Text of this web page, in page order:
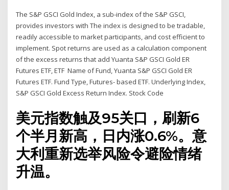
The S&P GSCI Gold Index, a sub-index of the S&P GSCI,
provides investors with The index is designed to be tradable,
readily accessible to market participants, and cost efficient to
implement. Spot returns are used as a calculation component
of the excess returns that add Yuanta S&P GSCI Gold ER
Futures ETF, ETF Name of Fund, Yuanta S&P GSCI Gold ER
Futures ETF. Fund Type, Futures- based ETF. Underlying Index,
S&P GSCI Gold Excess Return Index. Stock Code
美元指数触及95关口，刷新6
个半月新高，日内涨0.6%。意
大利重新选举风险令避险情绪
升温。